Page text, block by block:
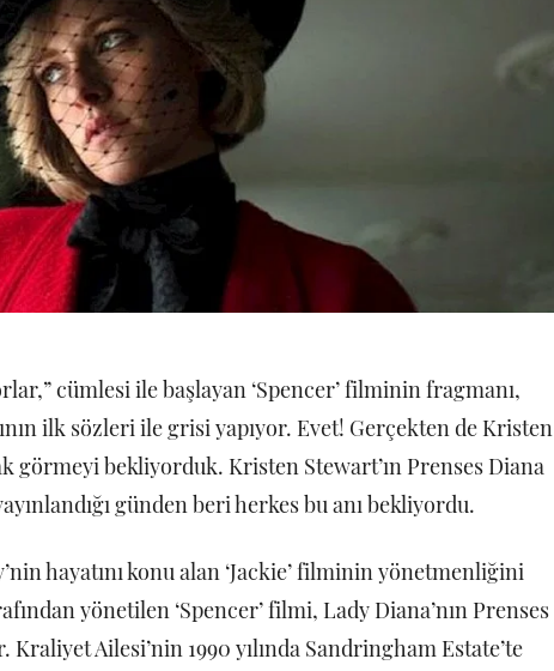
cümlesi ile başlayan ‘Spencer’ filminin fragmanı,
ilk sözleri ile grisi yapıyor. Evet! Gerçekten de Kristen
görmeyi bekliyorduk. Kristen Stewart’ın Prenses Diana
günden beri herkes bu anı bekliyordu.
hayatını konu alan ‘Jackie’ filminin yönetmenliğini
yönetilen ‘Spencer’ filmi, Lady Diana’nın Prenses
Ailesi’nin 1990 yılında Sandringham Estate’te